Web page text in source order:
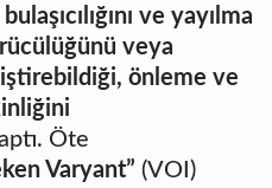
ve yayılma
veya
önleme ve
Öte
Varyant” (VOI)